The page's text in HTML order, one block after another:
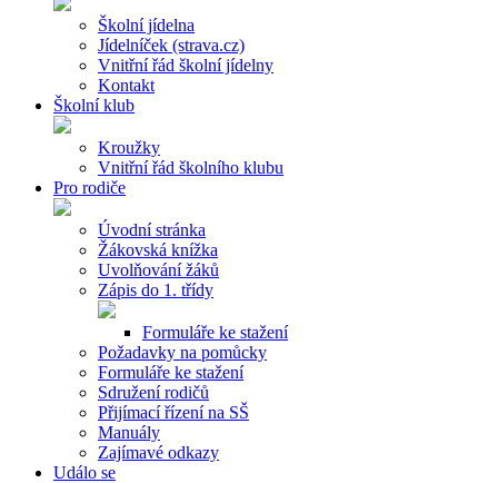
Školní jídelna
Jídelníček (strava.cz)
Vnitřní řád školní jídelny
Kontakt
Školní klub
Kroužky
Vnitřní řád školního klubu
Pro rodiče
Úvodní stránka
Žákovská knížka
Uvolňování žáků
Zápis do 1. třídy
Formuláře ke stažení
Požadavky na pomůcky
Formuláře ke stažení
Sdružení rodičů
Přijímací řízení na SŠ
Manuály
Zajímavé odkazy
Událo se